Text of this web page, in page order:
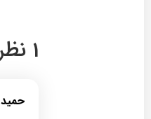
1 نظر
حمید